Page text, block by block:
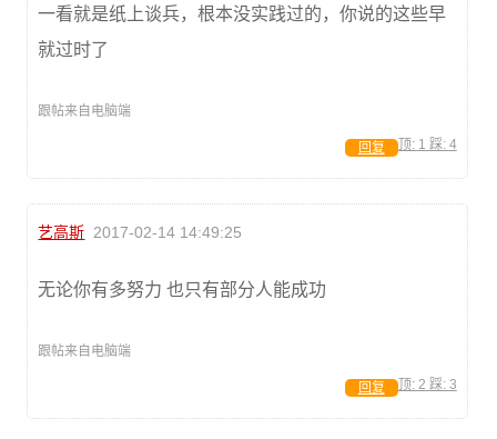
一看就是纸上谈兵，根本没实践过的，你说的这些早
就过时了
跟帖来自电脑端
顶: 1 踩: 4
回复
艺高斯 2017-02-14 14:49:25
无论你有多努力 也只有部分人能成功
跟帖来自电脑端
顶: 2 踩: 3
回复